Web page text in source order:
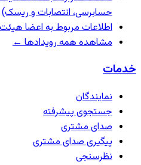
حسابرسی، انتصابات و ریسک)
اطلاعات مربوط به اعضا
مشاهده همه رویدادها ←
خدمات
نمایندگان
جستجوی پیشرفته
صدای مشتری
پیگیری صدای مشتری
نظرسنجی